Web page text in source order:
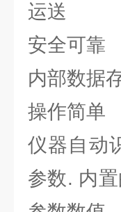
运送
安全可靠
内部数据
操作简单
仪器自动
参数. 内